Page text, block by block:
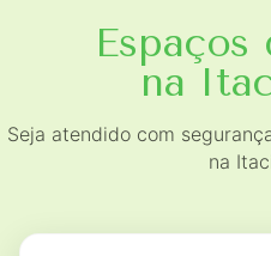
Espaços
na
Seja atendido com
na